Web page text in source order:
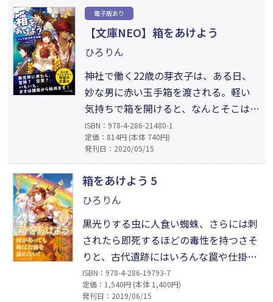
ない。はたして、もう一度、皆に会うこ
とはできるのか!? 幸せになることはでき
るのか!? 感動の冒険ファンタジー最終
巻!!
電子版あり
【文庫NEO】箱をあけよう
ひろりん
神社で働く22歳の芽衣子は、ある日、
妙な男に赤い玉手箱を渡される。軽い
気持ちで箱を開けると、なんとそこは海
の上!? 男ばかりの商船に助けられた芽
衣子は、メイと名乗り少年のふりをし
て船で働き始める。雑用係としての仕
事、無人島の幽霊事件、お祭りの船競
争、そしてイケメンのレヴィ船長にド
キドキ!? メイの異世界での毎日は大忙
し。元の世界に帰れる日は来るの
──？
ISBN：978-4-286-21480-1
定価：814円 (本体 740円)
発刊日：2020/05/15
箱をあけよう 5
ひろりん
黒光りする虫に人食い蜘蛛、さらには刺
されたら即死するほどの毒性を持つさそ
りと、古代遺跡にはいろんな罠や仕掛け
がもりだくさん。その中を進むメイたち
は、レグドールの里の人々を救えるの
ISBN：978-4-286-19793-7
定価：1,540円 (本体 1,400円)
発刊日：2019/06/15